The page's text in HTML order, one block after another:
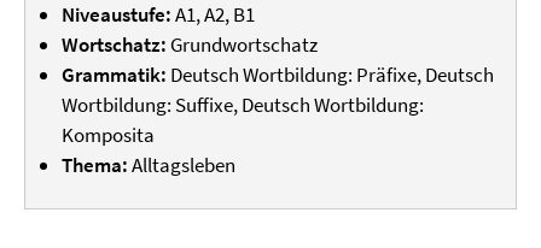
Niveaustufe:A1, A2, B1
Wortschatz: Grundwortschatz
Grammatik: Deutsch Wortbildung: Präfixe, Deutsch
Wortbildung: Suffixe, Deutsch Wortbildung:
Komposita
Thema:Alltagsleben